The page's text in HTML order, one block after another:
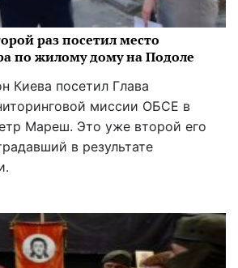
раз посетил место
по жилому дому на Подоле
Киева посетил Глава
миссии ОБСЕ в
Мареш. Это уже второй его
в результате